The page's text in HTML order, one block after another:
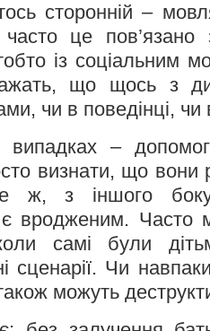
сторонній –
це пов’язано
із соціальним
що щось з
чи в поведінці,
–
визнати, що
з іншого боку,
є вродженим.
коли самі були
сценарії. Чи
можуть